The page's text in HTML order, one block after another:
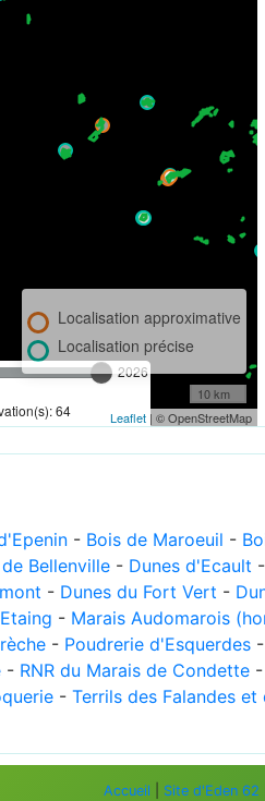
2026
64
Localisation approximative
Localisation précise
10 km
Leaflet| © OpenStreetMap
- Bois de Maroeuil -
Bellenville - Dunes d'Ecault -
- Dunes du Fort Vert -
- Marais Audomarois
- Poudrerie d'Esquerdes -
- RNR du Marais de Condette -
- Terrils des Falandes et
Accueil Site d'Eden 62